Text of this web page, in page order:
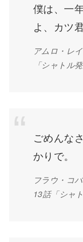
僕は、一
よ、カツ君
アムロ・レイ
「シャトル
ごめんな
かりで。
フラウ・コ
13話「シャ